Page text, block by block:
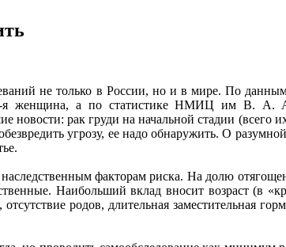
не только в России, но и в мире. По
я женщина, а по статистике НМИЦ им В. А.
рак груди на начальной стадии (всего
угрозу, ее надо обнаружить. О
факторам риска. На долю
Наибольший вклад вносит возраст (в
родов, длительная заместительная